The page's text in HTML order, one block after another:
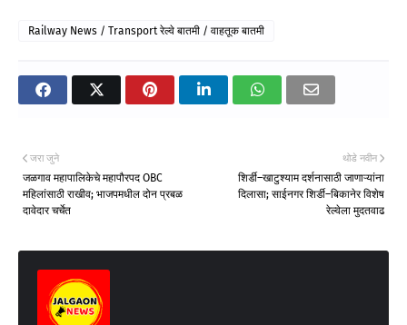
Railway News / Transport रेल्वे बातमी / वाहतूक बातमी
थोडे नवीन
शिर्डी–खाटुश्याम दर्शनासाठी जाणाऱ्यांना
दिलासा; साईनगर शिर्डी–बिकानेर विशेष
रेल्वेला मुदतवाढ
जरा जुने
जळगाव महापालिकेचे महापौरपद OBC
महिलांसाठी राखीव; भाजपमधील दोन प्रबळ
दावेदार चर्चेत